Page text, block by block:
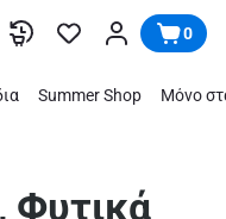
0
Summer Shop Μόνο
Φυτικά